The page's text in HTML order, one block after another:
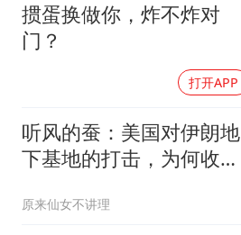
掼蛋换做你，炸不炸对
门？
打开APP
听风的蚕：美国对伊朗地
下基地的打击，为何收效
原来仙女不讲理